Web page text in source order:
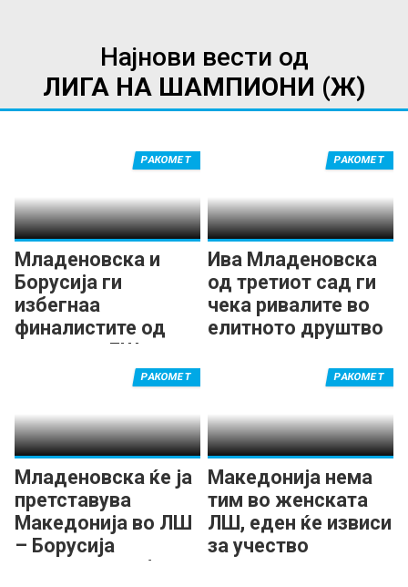
Најнови вести од
ЛИГА НА ШАМПИОНИ (Ж)
Младеновска и
Борусија ги
избегнаа
финалистите од
ланската ЛШ
РАКОМЕТ
Ива Младеновска
од третиот сад ги
чека ривалите во
елитното друштво
РАКОМЕТ
Младеновска ќе ја
претставува
Македонија во ЛШ
– Борусија
Дортмунд доби
РАКОМЕТ
Македонија нема
тим во женската
ЛШ, еден ќе извиси
за учество
РАКОМЕТ